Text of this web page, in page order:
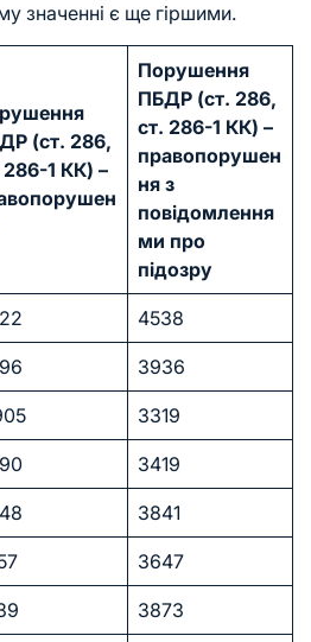
значенні є ще гіршими.
(ст. 286,
286-1 КК) –
Порушення
ПБДР (ст. 286,
ст. 286-1 КК) –
правопорушен
ня з
повідомлення
ми про
підозру
4538
3936
3319
3419
3841
3647
3873